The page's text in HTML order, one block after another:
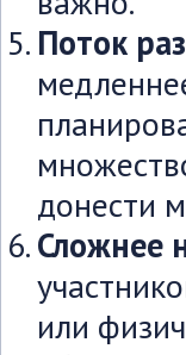
Поток
донести
Сложнее
или